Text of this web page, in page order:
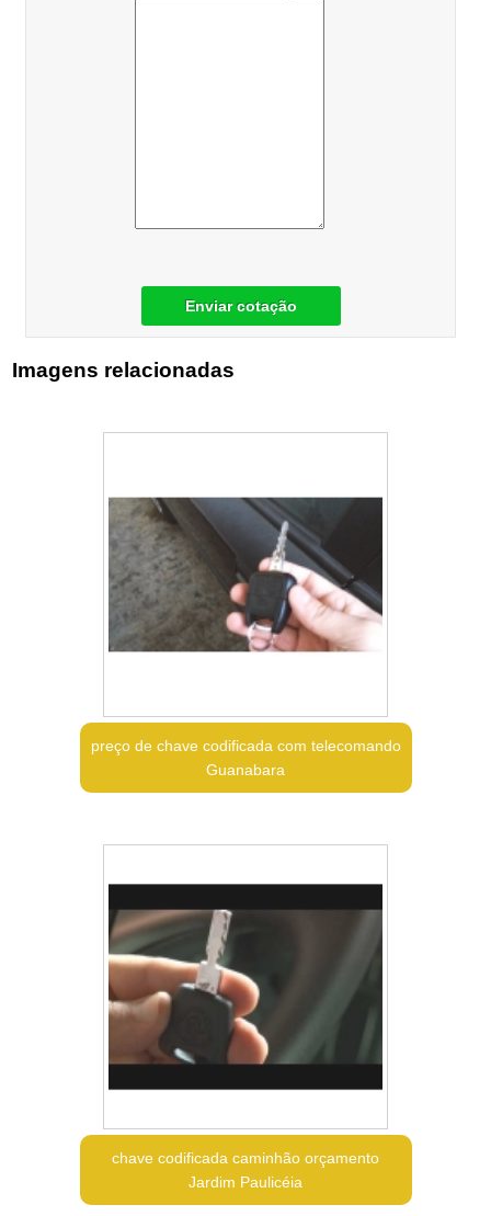
Enviar cotação
Imagens relacionadas
preço de chave codificada com telecomando
Guanabara
chave codificada caminhão orçamento
Jardim Paulicéia